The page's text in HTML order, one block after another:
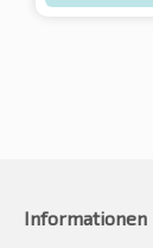
Informationen